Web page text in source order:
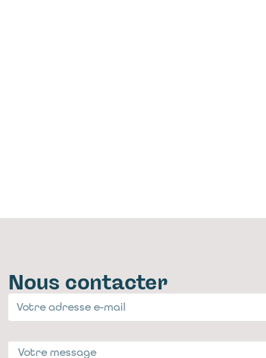
Nous contacter